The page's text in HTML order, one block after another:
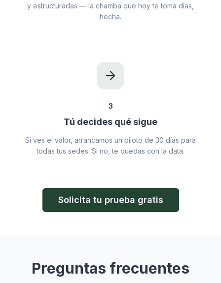
y estructuradas — la chamba que hoy te toma días,
hecha.
3
Tú decides qué sigue
Si ves el valor, arrancamos un piloto de 30 días para
todas tus sedes. Si no, te quedas con la data.
Solicita tu prueba gratis
Preguntas frecuentes